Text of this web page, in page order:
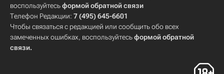
воспользуйтесьформой обратной связи
Телефон Редакции: 7 (495) 645-6601
Чтобы связаться с редакцией или сообщить обо всех
замеченных ошибках, воспользуйтесьформой обратной
связи.